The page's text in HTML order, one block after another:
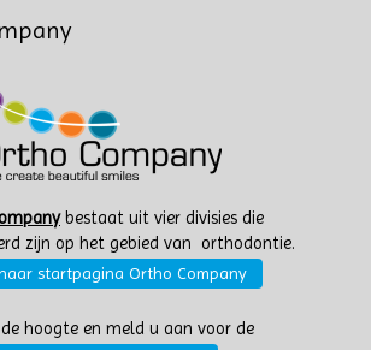
bestaat uit vier divisies die
zijn op het gebied van orthodontie.
startpagina Ortho Company
hoogte en meld u aan voor de